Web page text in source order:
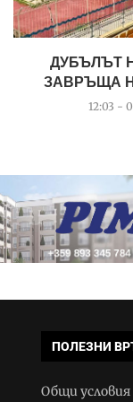
ДУБЪЛЪТ
ЗАВРЪЩА
12:03 -
ПОЛЕЗНИ
Общи условия